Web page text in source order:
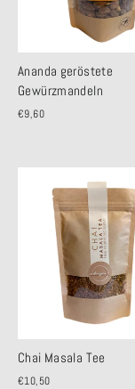
Ananda geröstete
Gewürzmandeln
€9,60
Chai Masala Tee
€10,50